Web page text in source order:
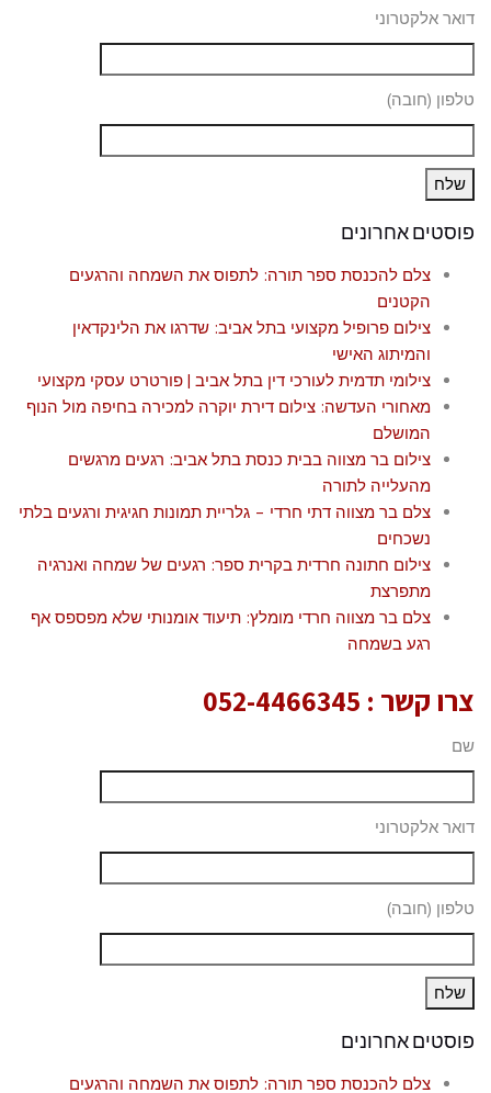
דואר אלקטרוני
טלפון (חובה)
פוסטים אחרונים
צלם להכנסת ספר תורה: לתפוס את השמחה והרגעים
הקטנים
צילום פרופיל מקצועי בתל אביב: שדרגו את הלינקדאין
והמיתוג האישי
צילומי תדמית לעורכי דין בתל אביב | פורטרט עסקי מקצועי
מאחורי העדשה: צילום דירת יוקרה למכירה בחיפה מול הנוף
המושלם
צילום בר מצווה בבית כנסת בתל אביב: רגעים מרגשים
מהעלייה לתורה
צלם בר מצווה דתי חרדי – גלריית תמונות חגיגית ורגעים בלתי
נשכחים
צילום חתונה חרדית בקרית ספר: רגעים של שמחה ואנרגיה
מתפרצת
צלם בר מצווה חרדי מומלץ: תיעוד אומנותי שלא מפספס אף
רגע בשמחה
צרו קשר : 052-4466345
שם
דואר אלקטרוני
טלפון (חובה)
פוסטים אחרונים
צלם להכנסת ספר תורה: לתפוס את השמחה והרגעים